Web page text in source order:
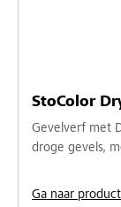
StoColor
Gevelverf met
droge gevels,
Ga naar